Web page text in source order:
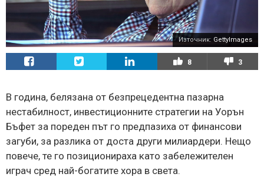
Източник: GettyImages
8 3
В година, белязана от безпрецедентна пазарна
нестабилност, инвестиционните стратегии на Уорън
Бъфет за пореден път го предпазиха от финансови
загуби, за разлика от доста други милиардери. Нещо
повече, те го позиционираха като забележителен
играч сред най-богатите хора в света.